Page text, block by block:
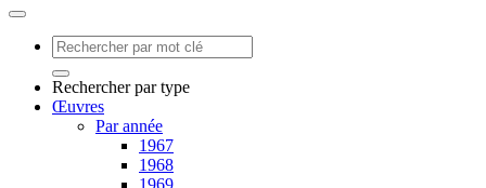
Rechercher par type
Œuvres
Par année
1967
1968
1969